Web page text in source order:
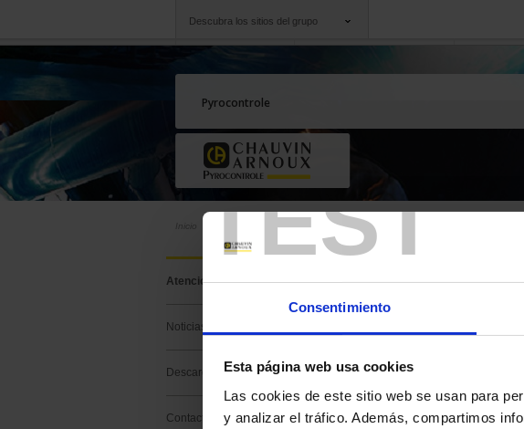
TEST
Consentimiento
Esta página web usa cookies
Las cookies de este sitio web se usan para
y analizar el tráfico. Además, compartimos
Descubra los sitios del grupo
Chauvin Arnoux
Una oferta a su servicio
Nuestras
Pyrocontrole
Inicio FAQ
Atención soporte
Noticias
Descarga
Contacto soporte
Preguntas
frecuencia